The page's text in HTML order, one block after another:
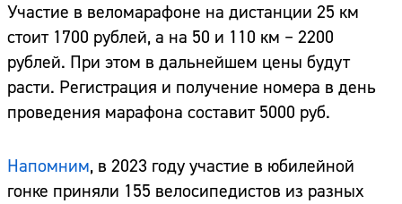
Участие в веломарафоне на дистанции 25 км
стоит 1700 рублей, а на 50 и 110 км – 2200
рублей. При этом в дальнейшем цены будут
расти. Регистрация и получение номера в день
проведения марафона составит 5000 руб.
Напомним, в 2023 году участие в юбилейной
гонке приняли 155 велосипедистов из разных